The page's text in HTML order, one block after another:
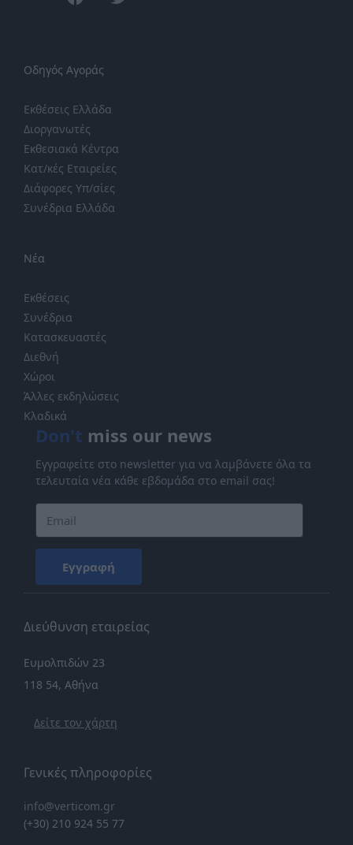
facebook
Οδηγός Αγοράς
Εκθέσεις Ελλάδα
Διοργανωτές
Εκθεσιακά Κέντρα
Κατ/κές Εταιρείες
Διάφορες Υπ/σίες
Συνέδρια Ελλάδα
Νέα
Εκθέσεις
Συνέδρια
Κατασκευαστές
Διεθνή
Χώροι
Άλλες εκδηλώσεις
Κλαδικά
Don't miss our news
Εγγραφείτε στο newsletter για να λαμβάνετε όλα τα
τελευταία νέα κάθε εβδομάδα στο email σας!
Εγγραφή
Διεύθυνση εταιρείας
Ευμολπιδών 23
118 54, Αθήνα
Δείτε τον χάρτη
Γενικές πληροφορίες
info@verticom.gr
(+30) 210 924 55 77